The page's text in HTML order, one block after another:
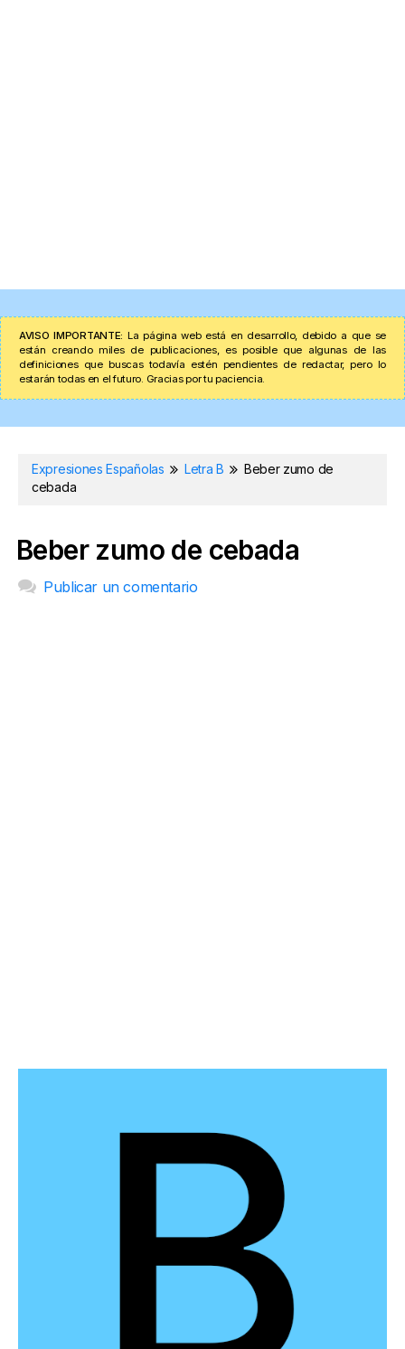
AVISO IMPORTANTE: La página web está en desarrollo, debido a que se
están creando miles de publicaciones, es posible que algunas de las
definiciones que buscas todavía estén pendientes de redactar, pero lo
estarán todas en el futuro. Gracias por tu paciencia.
Expresiones Españolas Letra B
Beber zumo de
cebada
Beber zumo de cebada
Publicar un comentario